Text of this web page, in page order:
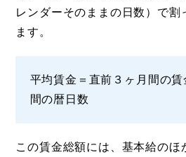
レンダーそのままの日数）で割
ます。
平均賃金＝直前３ヶ月間の賃
間の暦日数
この賃金総額には、基本給のほ